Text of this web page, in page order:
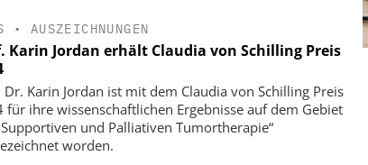
• AUSZEICHNUNGEN
Karin Jordan erhält Claudia von Schilling Preis
Dr. Karin Jordan ist mit dem Claudia von Schilling Preis
für ihre wissenschaftlichen Ergebnisse auf dem Gebiet
und Palliativen Tumortherapie“
worden.
AG
digitaler
Steuerung
EASY SOFTWARE AG
Digitalisierung im
Personalmanagement: Von digitaler
Ordnung zur KI-fähigen Steuerung